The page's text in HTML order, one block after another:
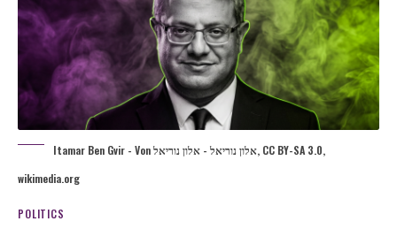
Itamar Ben Gvir - Von אלון נוריאל - אלון נוריאל, CC BY-SA 3.0,
wikimedia.org
POLITICS